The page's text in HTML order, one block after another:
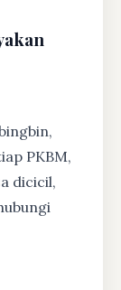
PKBM,
dicicil,